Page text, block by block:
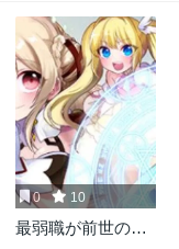
0 10
最弱職が前世の知